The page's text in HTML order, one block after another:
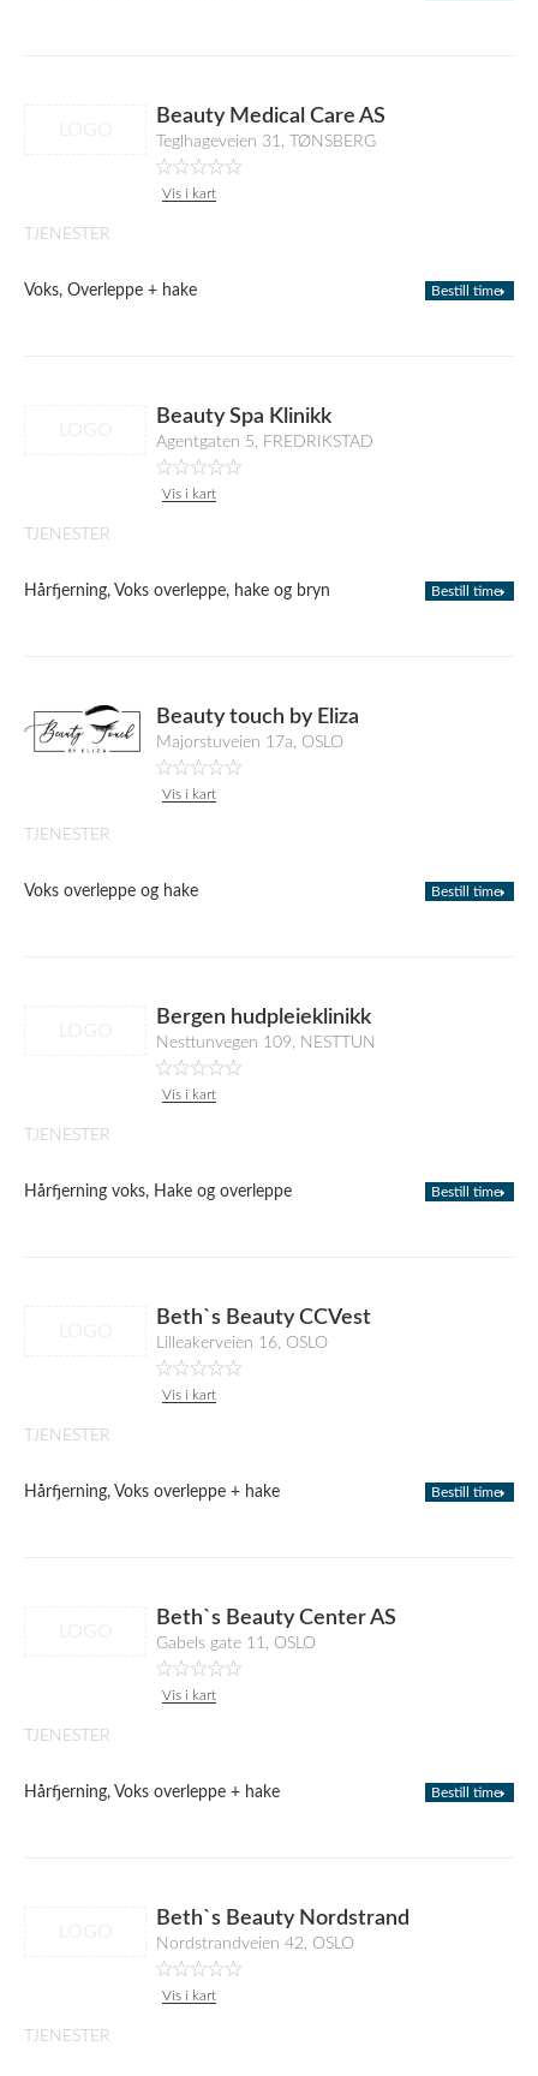
Beauty Medical Care AS
Teglhageveien 31, TØNSBERG
Vis i kart
TJENESTER
Voks, Overleppe + hake Bestill time
Beauty Spa Klinikk
Agentgaten 5, FREDRIKSTAD
Vis i kart
TJENESTER
Hårfjerning, Voks overleppe, hake og bryn Bestill time
Beauty touch by Eliza
Majorstuveien 17a, OSLO
Vis i kart
TJENESTER
Voks overleppe og hake Bestill time
Bergen hudpleieklinikk
Nesttunvegen 109, NESTTUN
Vis i kart
TJENESTER
Hårfjerning voks, Hake og overleppe Bestill time
Beth`s Beauty CCVest
Lilleakerveien 16, OSLO
Vis i kart
TJENESTER
Hårfjerning, Voks overleppe + hake Bestill time
Beth`s Beauty Center AS
Gabels gate 11, OSLO
Vis i kart
TJENESTER
Hårfjerning, Voks overleppe + hake Bestill time
Beth`s Beauty Nordstrand
Nordstrandveien 42, OSLO
Vis i kart
TJENESTER